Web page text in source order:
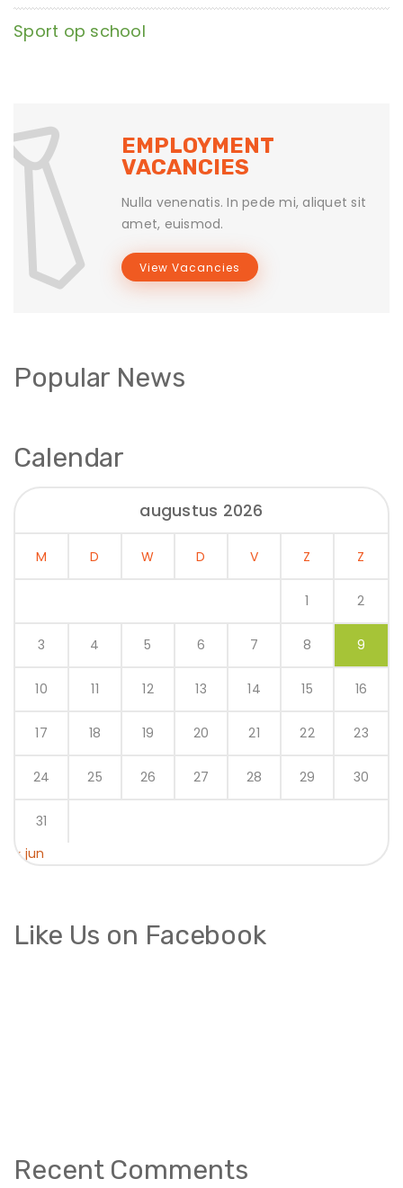
Sport op school
EMPLOYMENT
VACANCIES
Nulla venenatis. In pede mi, aliquet sit
amet, euismod.
View Vacancies
Popular News
Calendar
augustus 2026
M D W D V Z Z
1 2
3 4 5 6 7 8 9
10 11 12 13 14 15 16
17 18 19 20 21 22 23
24 25 26 27 28 29 30
31
« jun
Like Us on Facebook
Recent Comments